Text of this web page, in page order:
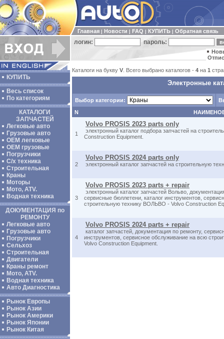
Главная Новости FAQ КУПИТЬ Обратная связь
логин: пароль:
КУПИТЬ
Весь список
По категориям
КАТАЛОГИ
ЗАПЧАСТЕЙ
Легковые авто
Грузовые авто
ОЕМ легковые
OEM грузовые
Погрузчики
С/х техника
Строительная
Краны
Моторы
Мото, ATV.
Водная техника
ДОКУМЕНТАЦИЯ по
РЕМОНТУ
Легковые авто
Грузовые авто
Погрузчики
Сельхоз
Строительная
Двигатели
Краны ремонт
Мото, ATV.
Водная техника
Авто Диагностика
Рынок Европы
Рынок Азии
Рынок Америки
Рынок Японии
Рынок Китая
Каталоги на букву V . Всего выбрано каталогов - 4 на 1
Электронные
Выбор категории:
N
1
Volvo PROSIS 2023 parts only
электронный каталог подбора запчастей на
Construction Equipment.
2
Volvo PROSIS 2024 parts only
электронный каталог запчастей на строительную
3
Volvo PROSIS 2023 parts + repair
электронный каталог запчастей Вольво,
сервисные бюллетени, каталог инструментов,
строительную технику ВОЛЬВО - Volvo Construction
4
Volvo PROSIS 2024 parts + repair
каталог запчастей, документация по ремонту,
инструментов, сервисное обслуживание на всю
Volvo Construction Equipment.